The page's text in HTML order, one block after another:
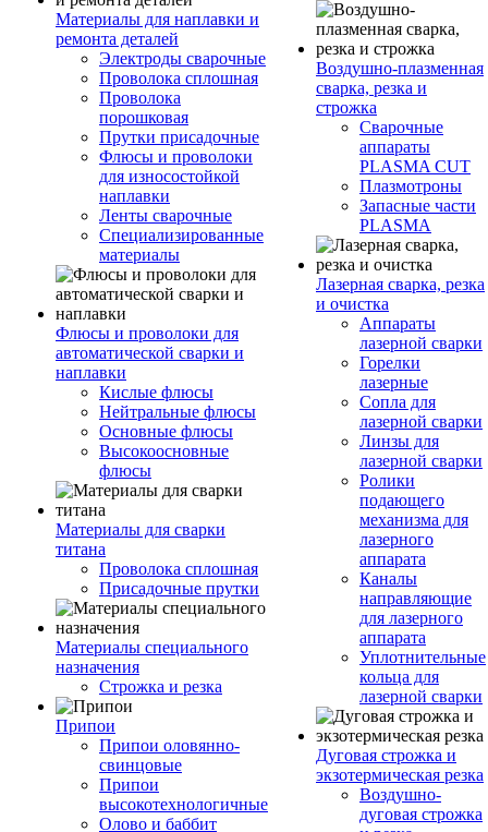
Материалы для наплавки и
ремонта деталей
Электроды сварочные
Проволока сплошная
Проволока
порошковая
Прутки присадочные
Флюсы и проволоки
для износостойкой
наплавки
Ленты сварочные
Специализированные
материалы
Флюсы и проволоки для
автоматической сварки и
наплавки
Кислые флюсы
Нейтральные флюсы
Основные флюсы
Высокоосновные
флюсы
Материалы для сварки
титана
Проволока сплошная
Присадочные прутки
Материалы специального
назначения
Строжка и резка
Припои
Припои оловянно-
свинцовые
Припои
высокотехнологичные
Олово и баббит
Воздушно-плазменная
сварка, резка и
строжка
Сварочные
аппараты
PLASMA CUT
Плазмотроны
Запасные части
PLASMA
Лазерная сварка, резка
и очистка
Аппараты
лазерной сварки
Горелки
лазерные
Сопла для
лазерной сварки
Линзы для
лазерной сварки
Ролики
подающего
механизма для
лазерного
аппарата
Каналы
направляющие
для лазерного
аппарата
Уплотнительные
кольца для
лазерной сварки
Дуговая строжка и
экзотермическая резка
Воздушно-
дуговая строжка